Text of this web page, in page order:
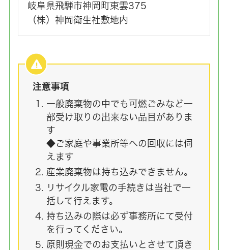
岐阜県飛騨市神岡町東雲375
（株）神岡衛生社敷地内
注意事項
一般廃棄物の中でも可燃ごみなど一
部受け取りの出来ない品目がありま
す
◆ご家庭や事業所等への回収には伺
えます
産業廃棄物は持ち込みできません。
リサイクル家電の手続きは当社で一
括して行えます。
持ち込みの際は必ず事務所にて受付
を行ってください。
原則現金でのお支払いとさせて頂き